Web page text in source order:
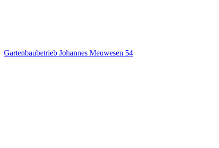
Gartenbaubetrieb Johannes Meuwesen 54